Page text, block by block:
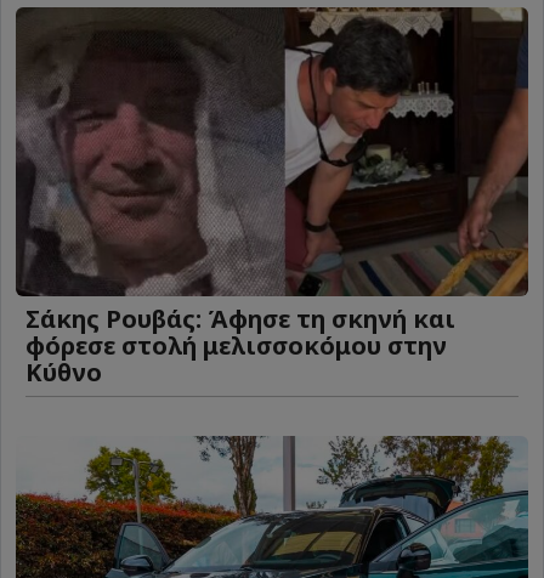
Σάκης Ρουβάς: Άφησε τη σκηνή και
φόρεσε στολή μελισσοκόμου στην
Κύθνο